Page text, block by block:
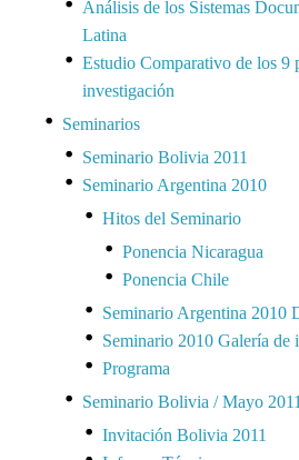
Análisis de los Sistemas
Latina
Estudio Comparativo de los 9
investigación
Seminarios
Seminario Bolivia 2011
Seminario Argentina 2010
Hitos del Seminario
Ponencia Nicaragua
Ponencia Chile
Seminario Argentina 2010
Seminario 2010 Galería de
Programa
Seminario Bolivia / Mayo 2011
Invitación Bolivia 2011